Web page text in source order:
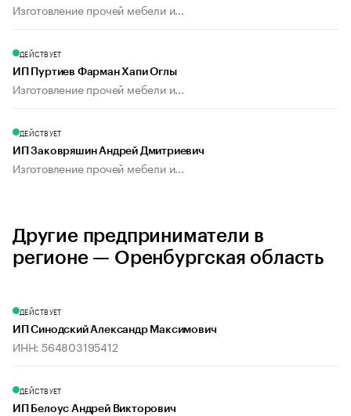
Изготовление прочей мебели и...
ДЕЙСТВУЕТ
ИП Пуртиев Фарман Хапи Оглы
Изготовление прочей мебели и...
ДЕЙСТВУЕТ
ИП Заковряшин Андрей Дмитриевич
Изготовление прочей мебели и...
Другие предприниматели в
регионе — Оренбургская область
ДЕЙСТВУЕТ
ИП Синодский Александр Максимович
ИНН: 564803195412
ДЕЙСТВУЕТ
ИП Белоус Андрей Викторович